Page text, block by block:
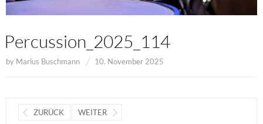
Percussion_2025_114
by Marius Buschmann 10. November 2025
ZURÜCK WEITER